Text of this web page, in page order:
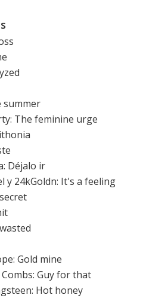
summer
The feminine urge
Déjalo ir
y 24kGoldn: It's a feeling
Gold mine
Guy for that
Hot honey